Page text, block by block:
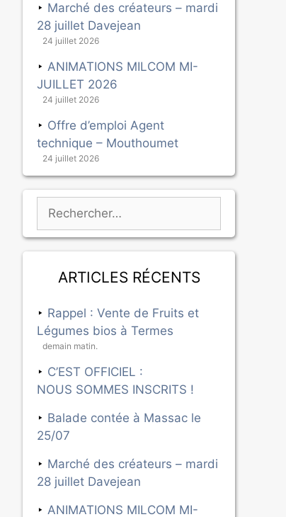
Marché des créateurs – mardi
28 juillet Davejean
24 juillet 2026
ANIMATIONS MILCOM MI-
JUILLET 2026
24 juillet 2026
Offre d’emploi Agent
technique – Mouthoumet
24 juillet 2026
Articles récents
Rappel : Vente de Fruits et
Légumes bios à Termes
demain matin.
C’EST OFFICIEL :
NOUS SOMMES INSCRITS !
Balade contée à Massac le
25/07
Marché des créateurs – mardi
28 juillet Davejean
ANIMATIONS MILCOM MI-